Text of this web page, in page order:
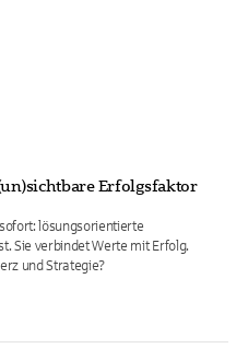
Erfolgsfaktor
lösungsorientierte
Sie verbindet Werte mit Erfolg.
und Strategie?